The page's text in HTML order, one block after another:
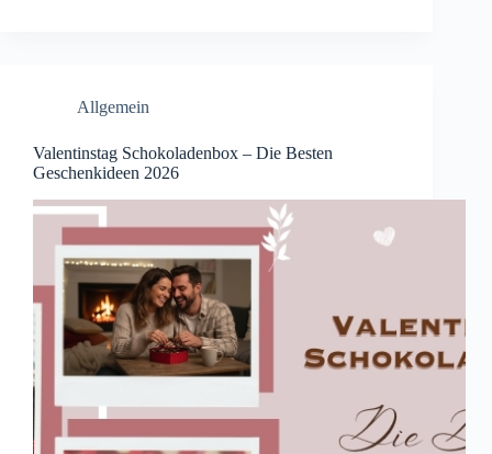
Allgemein
Valentinstag Schokoladenbox – Die Besten
Geschenkideen 2026